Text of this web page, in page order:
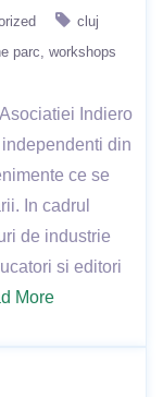
cluj
parc workshops
Indiero
din
ce se
In cadrul
de industrie
si editori
More